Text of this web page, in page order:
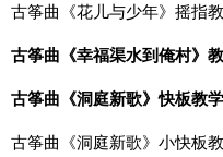
古筝曲《花儿与少年》摇指
古筝曲《幸福渠水到俺村》
古筝曲《洞庭新歌》快板教
古筝曲《洞庭新歌》小快板